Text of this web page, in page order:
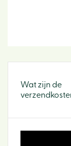
Wat zijn de